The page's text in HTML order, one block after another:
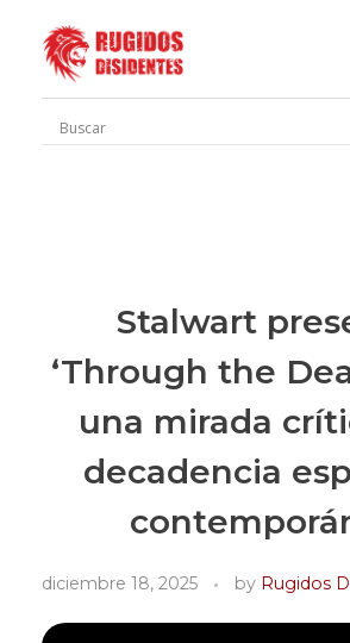
Rugidos Disidentes
Bogotá - Colombia | ISSN 2619-5569
Stalwart
‘Through the
una mirada
decadencia
diciembre 18, 2025 by Rugidos